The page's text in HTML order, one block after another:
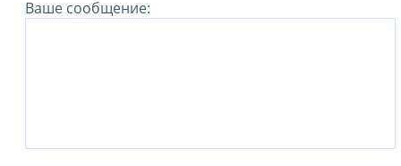
Ваше сообщение: